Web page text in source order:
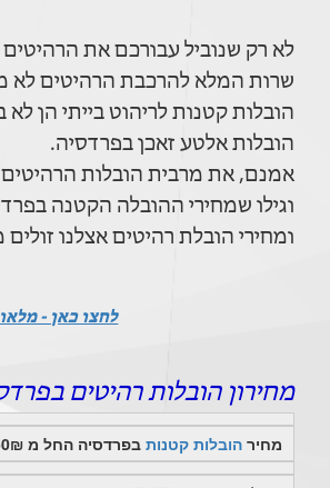
לא רק שנוביל עבורכם את
שרות המלא להרכבת הרהיטים לא משנה עם זה יד2, איקאה או כל
הובלות קטנות לריהוט בייתי הן
הובלות אלטע זאכן בפרדסיה.
אמנם, את מרבית הובלות הרהיטים צורכים הרוצים
וגילו שמחירי ההובלה הקטנה
ומחירי הובלת רהיטים אצלנו
לחצו כאן -
מחירון הובלות רהיטים
מחיר הובלות קטנות בפרדסיה החל מ 150₪ עד 800₪